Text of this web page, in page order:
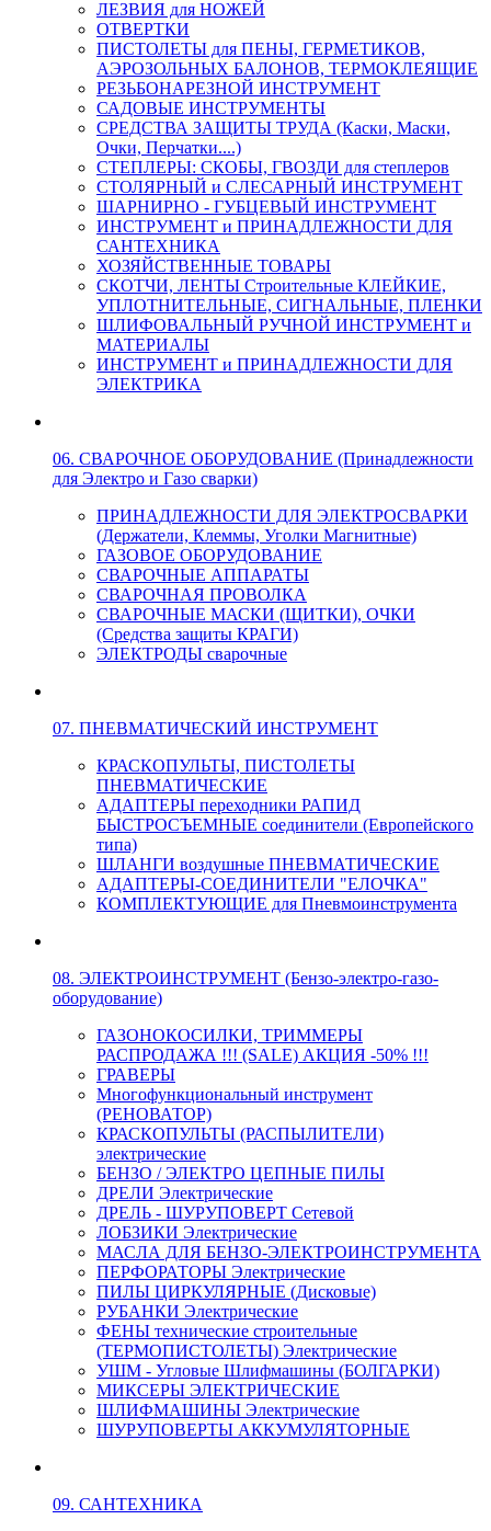
ЛЕЗВИЯ для НОЖЕЙ
ОТВЕРТКИ
ПИСТОЛЕТЫ для ПЕНЫ, ГЕРМЕТИКОВ,
АЭРОЗОЛЬНЫХ БАЛОНОВ, ТЕРМОКЛЕЯЩИЕ
РЕЗЬБОНАРЕЗНОЙ ИНСТРУМЕНТ
САДОВЫЕ ИНСТРУМЕНТЫ
СРЕДСТВА ЗАЩИТЫ ТРУДА (Каски, Маски,
Очки, Перчатки....)
СТЕПЛЕРЫ: СКОБЫ, ГВОЗДИ для степлеров
СТОЛЯРНЫЙ и СЛЕСАРНЫЙ ИНСТРУМЕНТ
ШАРНИРНО - ГУБЦЕВЫЙ ИНСТРУМЕНТ
ИНСТРУМЕНТ и ПРИНАДЛЕЖНОСТИ ДЛЯ
САНТЕХНИКА
ХОЗЯЙСТВЕННЫЕ ТОВАРЫ
СКОТЧИ, ЛЕНТЫ Строительные КЛЕЙКИЕ,
УПЛОТНИТЕЛЬНЫЕ, СИГНАЛЬНЫЕ, ПЛЕНКИ
ШЛИФОВАЛЬНЫЙ РУЧНОЙ ИНСТРУМЕНТ и
МАТЕРИАЛЫ
ИНСТРУМЕНТ и ПРИНАДЛЕЖНОСТИ ДЛЯ
ЭЛЕКТРИКА
06. СВАРОЧНОЕ ОБОРУДОВАНИЕ (Принадлежности
для Электро и Газо сварки)
ПРИНАДЛЕЖНОСТИ ДЛЯ ЭЛЕКТРОСВАРКИ
(Держатели, Клеммы, Уголки Магнитные)
ГАЗОВОЕ ОБОРУДОВАНИЕ
СВАРОЧНЫЕ АППАРАТЫ
СВАРОЧНАЯ ПРОВОЛКА
СВАРОЧНЫЕ МАСКИ (ЩИТКИ), ОЧКИ
(Средства защиты КРАГИ)
ЭЛЕКТРОДЫ сварочные
07. ПНЕВМАТИЧЕСКИЙ ИНСТРУМЕНТ
КРАСКОПУЛЬТЫ, ПИСТОЛЕТЫ
ПНЕВМАТИЧЕСКИЕ
АДАПТЕРЫ переходники РАПИД
БЫСТРОСЪЕМНЫЕ соединители (Европейского
типа)
ШЛАНГИ воздушные ПНЕВМАТИЧЕСКИЕ
АДАПТЕРЫ-СОЕДИНИТЕЛИ "ЕЛОЧКА"
КОМПЛЕКТУЮЩИЕ для Пневмоинструмента
08. ЭЛЕКТРОИНСТРУМЕНТ (Бензо-электро-газо-
оборудование)
ГАЗОНОКОСИЛКИ, ТРИММЕРЫ
РАСПРОДАЖА !!! (SALE) АКЦИЯ -50% !!!
ГРАВЕРЫ
Многофункциональный инструмент
(РЕНОВАТОР)
КРАСКОПУЛЬТЫ (РАСПЫЛИТЕЛИ)
электрические
БЕНЗО / ЭЛЕКТРО ЦЕПНЫЕ ПИЛЫ
ДРЕЛИ Электрические
ДРЕЛЬ - ШУРУПОВЕРТ Сетевой
ЛОБЗИКИ Электрические
МАСЛА ДЛЯ БЕНЗО-ЭЛЕКТРОИНСТРУМЕНТА
ПЕРФОРАТОРЫ Электрические
ПИЛЫ ЦИРКУЛЯРНЫЕ (Дисковые)
РУБАНКИ Электрические
ФЕНЫ технические строительные
(ТЕРМОПИСТОЛЕТЫ) Электрические
УШМ - Угловые Шлифмашины (БОЛГАРКИ)
МИКСЕРЫ ЭЛЕКТРИЧЕСКИЕ
ШЛИФМАШИНЫ Электрические
ШУРУПОВЕРТЫ АККУМУЛЯТОРНЫЕ
09. САНТЕХНИКА